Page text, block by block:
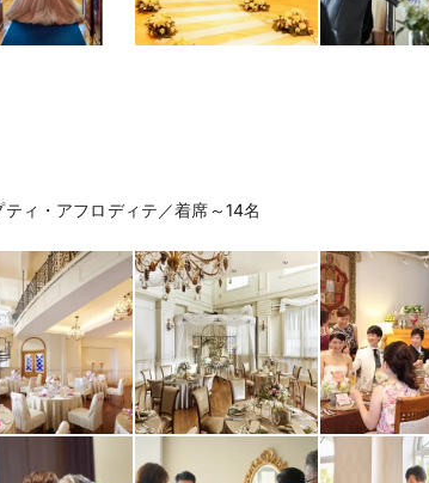
ィ・アフロディテ／着席～14名